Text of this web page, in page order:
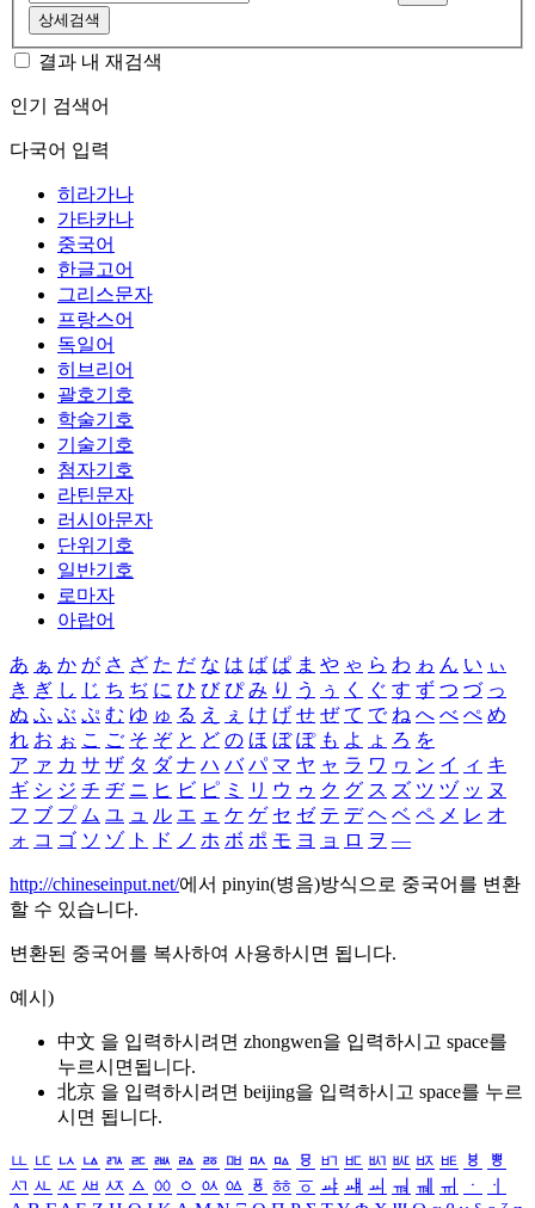
상세검색
결과 내 재검색
인기 검색어
다국어 입력
히라가나
가타카나
중국어
한글고어
그리스문자
프랑스어
독일어
히브리어
괄호기호
학술기호
기술기호
첨자기호
라틴문자
러시아문자
단위기호
일반기호
로마자
아랍어
あ ぁ か が さ ざ た だ な は ば ぱ ま や ゃ ら わ ゎ ん い ぃ
き ぎ し じ ち ぢ に ひ び ぴ み り う ぅ く ぐ す ず つ づ っ
ぬ ふ ぶ ぷ む ゆ ゅ る え ぇ け げ せ ぜ て で ね へ べ ぺ め
れ お ぉ こ ご そ ぞ と ど の ほ ぼ ぽ も よ ょ ろ を
ア ァ カ サ ザ タ ダ ナ ハ バ パ マ ヤ ャ ラ ワ ヮ ン イ ィ キ
ギ シ ジ チ ヂ ニ ヒ ビ ピ ミ リ ウ ゥ ク グ ス ズ ツ ヅ ッ ヌ
フ ブ プ ム ユ ュ ル エ ェ ケ ゲ セ ゼ テ デ ヘ ベ ペ メ レ オ
ォ コ ゴ ソ ゾ ト ド ノ ホ ボ ポ モ ヨ ョ ロ ヲ ―
http://chineseinput.net/에서 pinyin(병음)방식으로 중국어를 변환
할 수 있습니다.
변환된 중국어를 복사하여 사용하시면 됩니다.
예시)
中文 을 입력하시려면 zhongwen을 입력하시고 space를
누르시면됩니다.
北京 을 입력하시려면 beijing을 입력하시고 space를 누르
시면 됩니다.
ㅥ ㅦ ㅧ ㅨ ㅩ ㅪ ㅫ ㅬ ㅭ ㅮ ㅯ ㅰ ㅱ ㅲ ㅳ ㅴ ㅵ ㅶ ㅷ ㅸ
ㅹ
ㅺ ㅻ ㅼ ㅽ ㅾ ㅿ ㆀ ㆁ ㆂ ㆃ ㆄ ㆅ ㆆ ㆇ ㆈ ㆉ ㆊ ㆋ ㆌ ㆍ
ㆎ